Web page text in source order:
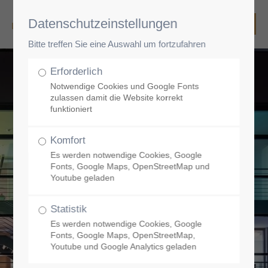
Datenschutzeinstellungen
Bitte treffen Sie eine Auswahl um fortzufahren
Erforderlich
Notwendige Cookies und Google Fonts
zulassen damit die Website korrekt
funktioniert
Komfort
Es werden notwendige Cookies, Google
Fonts, Google Maps, OpenStreetMap und
Youtube geladen
Statistik
Es werden notwendige Cookies, Google
Fonts, Google Maps, OpenStreetMap,
Youtube und Google Analytics geladen